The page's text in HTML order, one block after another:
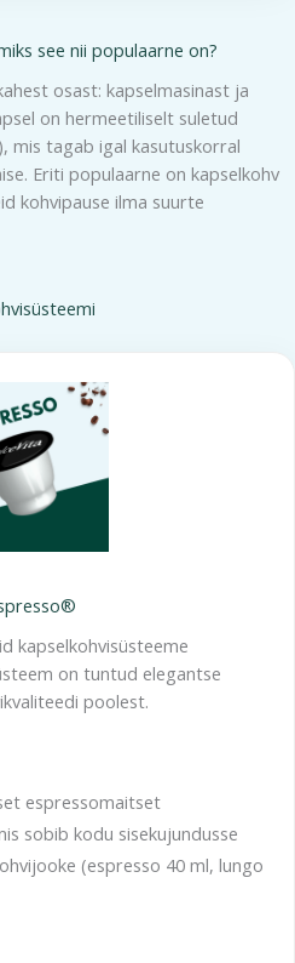
see nii populaarne on?
osast: kapselmasinast ja
on hermeetiliselt suletud
mis tagab igal kasutuskorral
Eriti populaarne on kapselkohv
kohvipause ilma suurte
kapselkohvisüsteeme
on tuntud elegantse
poolest.
espressomaitset
sobib kodu sisekujundusse
(espresso 40 ml, lungo